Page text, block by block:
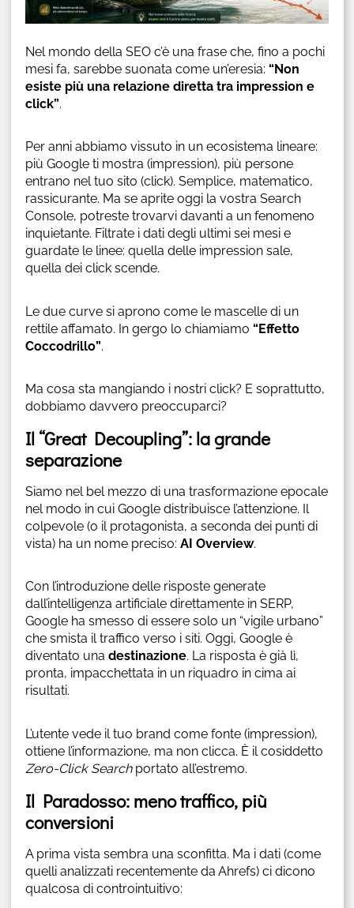
Nel mondo della SEO c’è una frase che, fino a pochi
mesi fa, sarebbe suonata come un’eresia: “Non
esiste più una relazione diretta tra impression e
click”.
Per anni abbiamo vissuto in un ecosistema lineare:
più Google ti mostra (impression), più persone
entrano nel tuo sito (click). Semplice, matematico,
rassicurante. Ma se aprite oggi la vostra Search
Console, potreste trovarvi davanti a un fenomeno
inquietante. Filtrate i dati degli ultimi sei mesi e
guardate le linee: quella delle impression sale,
quella dei click scende.
Le due curve si aprono come le mascelle di un
rettile affamato. In gergo lo chiamiamo “Effetto
Coccodrillo”.
Ma cosa sta mangiando i nostri click? E soprattutto,
dobbiamo davvero preoccuparci?
Il “Great Decoupling”: la grande
separazione
Siamo nel bel mezzo di una trasformazione epocale
nel modo in cui Google distribuisce l’attenzione. Il
colpevole (o il protagonista, a seconda dei punti di
vista) ha un nome preciso: AI Overview.
Con l’introduzione delle risposte generate
dall’intelligenza artificiale direttamente in SERP,
Google ha smesso di essere solo un “vigile urbano”
che smista il traffico verso i siti. Oggi, Google è
diventato una destinazione. La risposta è già lì,
pronta, impacchettata in un riquadro in cima ai
risultati.
L’utente vede il tuo brand come fonte (impression),
ottiene l’informazione, ma non clicca. È il cosiddetto
Zero-Click Searchportato all’estremo.
Il Paradosso: meno traffico, più
conversioni
A prima vista sembra una sconfitta. Ma i dati (come
quelli analizzati recentemente da Ahrefs) ci dicono
qualcosa di controintuitivo: